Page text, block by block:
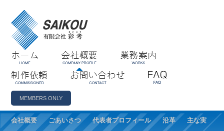
会社概要
制作依頼 お問い合わせ
MEMBERS ONLY
会社概要 ごあいさつ 代表者プロフィール 沿革
主な実